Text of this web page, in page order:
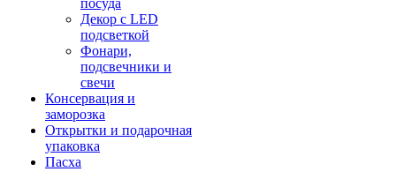
посуда
Декор с LED
подсветкой
Фонари,
подсвечники и
свечи
Консервация и
заморозка
Открытки и подарочная
упаковка
Пасха